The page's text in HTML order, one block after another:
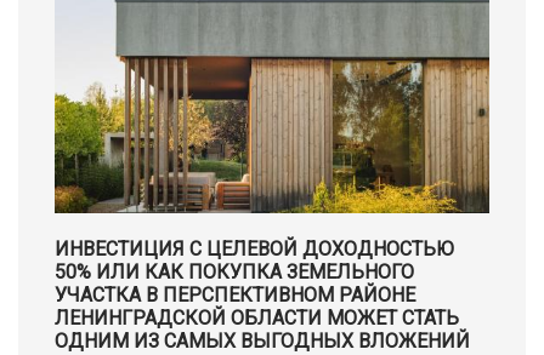
ИНВЕСТИЦИЯ С ЦЕЛЕВОЙ ДОХОДНОСТЬЮ
50% ИЛИ КАК ПОКУПКА ЗЕМЕЛЬНОГО
УЧАСТКА В ПЕРСПЕКТИВНОМ РАЙОНЕ
ЛЕНИНГРАДСКОЙ ОБЛАСТИ МОЖЕТ СТАТЬ
ОДНИМ ИЗ САМЫХ ВЫГОДНЫХ ВЛОЖЕНИЙ